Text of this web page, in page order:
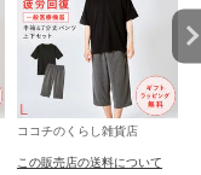
みかご レジカゴ
収納かご
ココチのくらし雑貨店
この販売店の送料について